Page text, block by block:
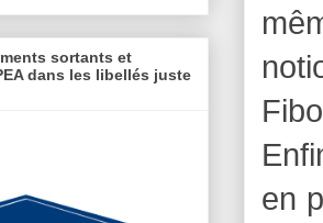
en
sortants et
dans les libellés juste